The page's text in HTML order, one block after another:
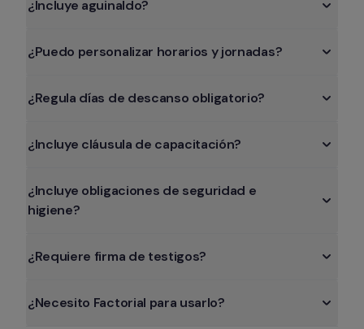
¿Incluye aguinaldo?
¿Puedo personalizar horarios y jornadas?
¿Regula días de descanso obligatorio?
¿Incluye cláusula de capacitación?
¿Incluye obligaciones de seguridad e
higiene?
¿Requiere firma de testigos?
¿Necesito Factorial para usarlo?